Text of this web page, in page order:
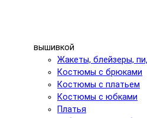
вышивкой
Жакеты, блейзеры,
Костюмы с брюками
Костюмы с платьем
Костюмы с юбками
Платья